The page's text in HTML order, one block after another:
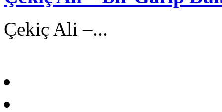
Çekiç Ali –...